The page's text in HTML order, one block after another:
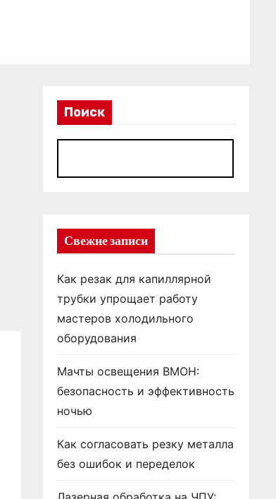
Поиск
Свежие записи
Как резак для капиллярной
трубки упрощает работу
мастеров холодильного
оборудования
Мачты освещения ВМОН:
безопасность и эффективность
ночью
Как согласовать резку металла
без ошибок и переделок